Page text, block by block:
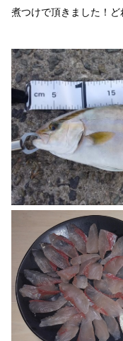
煮つけで頂きました！